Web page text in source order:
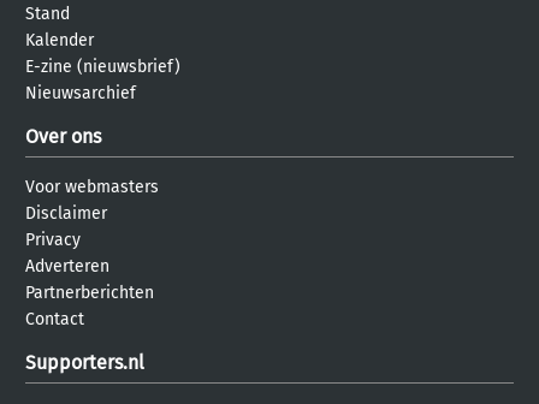
Stand
Kalender
E-zine (nieuwsbrief)
Nieuwsarchief
Over ons
Voor webmasters
Disclaimer
Privacy
Adverteren
Partnerberichten
Contact
Supporters.nl